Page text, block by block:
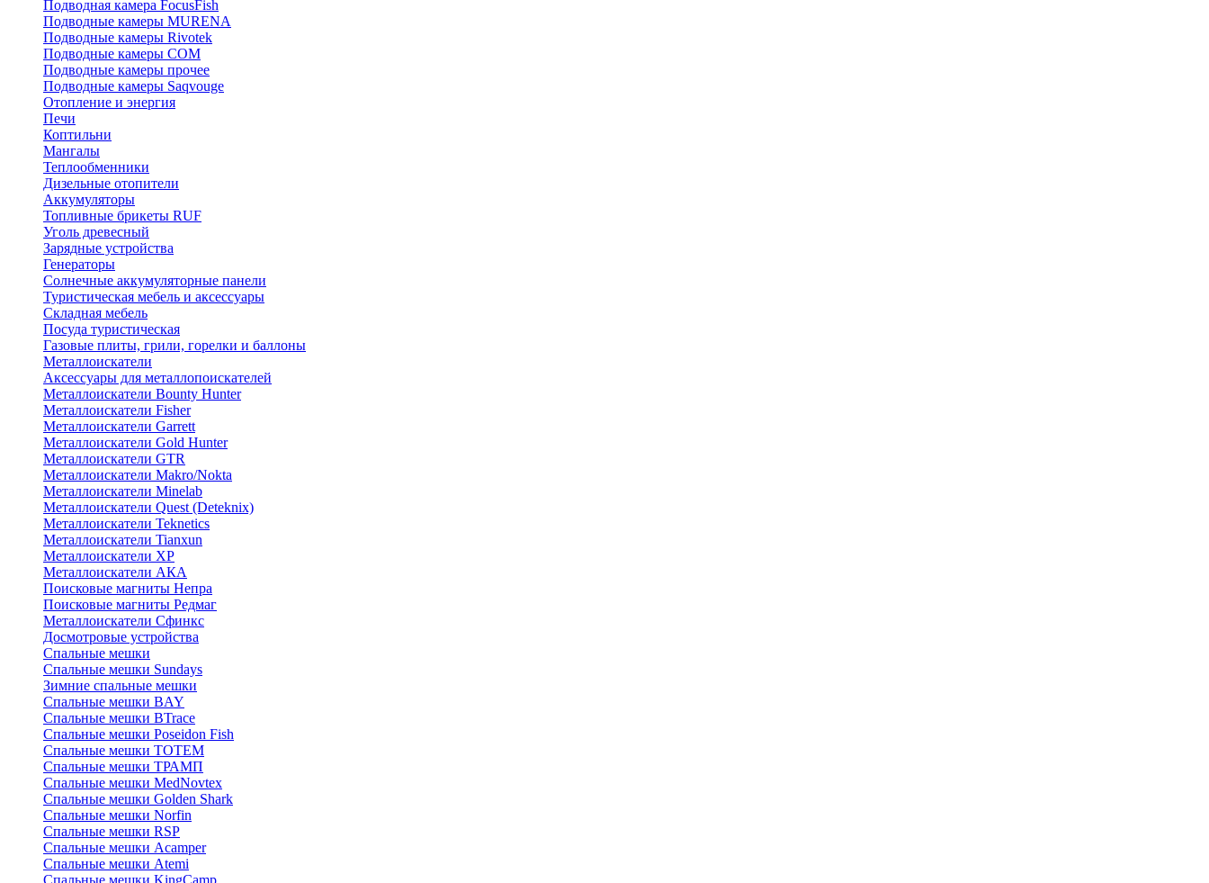
Подводная камера FocusFish
Подводные камеры MURENA
Подводные камеры Rivotek
Подводные камеры СОМ
Подводные камеры прочее
Подводные камеры Saqvouge
Отопление и энергия
Печи
Коптильни
Мангалы
Теплообменники
Дизельные отопители
Аккумуляторы
Топливные брикеты RUF
Уголь древесный
Зарядные устройства
Генераторы
Солнечные аккумуляторные панели
Туристическая мебель и аксессуары
Складная мебель
Посуда туристическая
Газовые плиты, грили, горелки и баллоны
Металлоискатели
Аксессуары для металлопоискателей
Металлоискатели Bounty Hunter
Металлоискатели Fisher
Металлоискатели Garrett
Металлоискатели Gold Hunter
Металлоискатели GTR
Металлоискатели Makro/Nokta
Металлоискатели Minelab
Металлоискатели Quest (Deteknix)
Металлоискатели Teknetics
Металлоискатели Tianxun
Металлоискатели XP
Металлоискатели АКА
Поисковые магниты Непра
Поисковые магниты Редмаг
Металлоискатели Сфинкс
Досмотровые устройства
Спальные мешки
Спальные мешки Sundays
Зимние спальные мешки
Спальные мешки BAY
Спальные мешки BTrace
Спальные мешки Poseidon Fish
Спальные мешки ТОТЕМ
Спальные мешки ТРАМП
Cпальные мешки MedNovtex
Спальные мешки Golden Shark
Спальные мешки Norfin
Спальные мешки RSP
Спальные мешки Acamper
Спальные мешки Atemi
Спальные мешки KingCamp